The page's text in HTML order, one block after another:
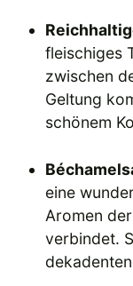
fleischiges
zwischen
Geltung
schönem
eine
Aromen
verbindet.